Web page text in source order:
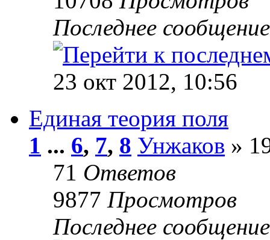
Последнее
23 окт 2012, 10:56
Единая теория поля
1 ... 6, 7, 8 Унжаков »
71 Ответов
9877 Просмотров
Последнее